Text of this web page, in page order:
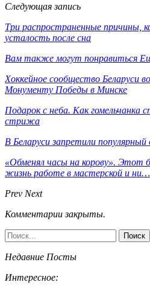
Следующая запись
Три распространенные причины,
усталость после сна
Вам также могут понравиться
Хоккейное сообщество Беларуси
Монументу Победы в Минске
Подарок с неба. Как гомельчанка
стрижа
В Беларуси запретили
«Обменял часы на корову». Этот
жизнь работе в мастерской и ни…
Prev Next
Комментарии закрыты.
Недавние Посты
Интересное: